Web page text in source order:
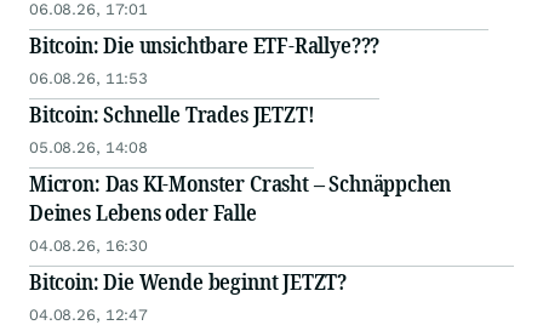
06.08.26, 17:01
Bitcoin: Die unsichtbare ETF-Rallye???
06.08.26, 11:53
Bitcoin: Schnelle Trades JETZT!
05.08.26, 14:08
Micron: Das KI-Monster Crasht – Schnäppchen
Deines Lebens oder Falle
04.08.26, 16:30
Bitcoin: Die Wende beginnt JETZT?
04.08.26, 12:47